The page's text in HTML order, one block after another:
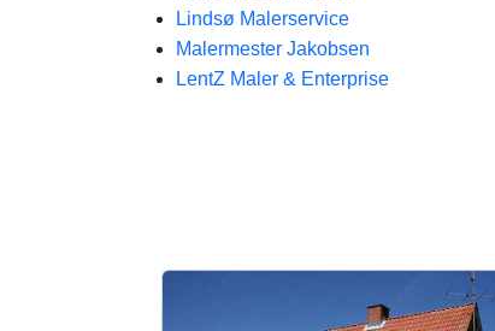
Lindsø Malerservice
Malermester Jakobsen
LentZ Maler & Enterprise